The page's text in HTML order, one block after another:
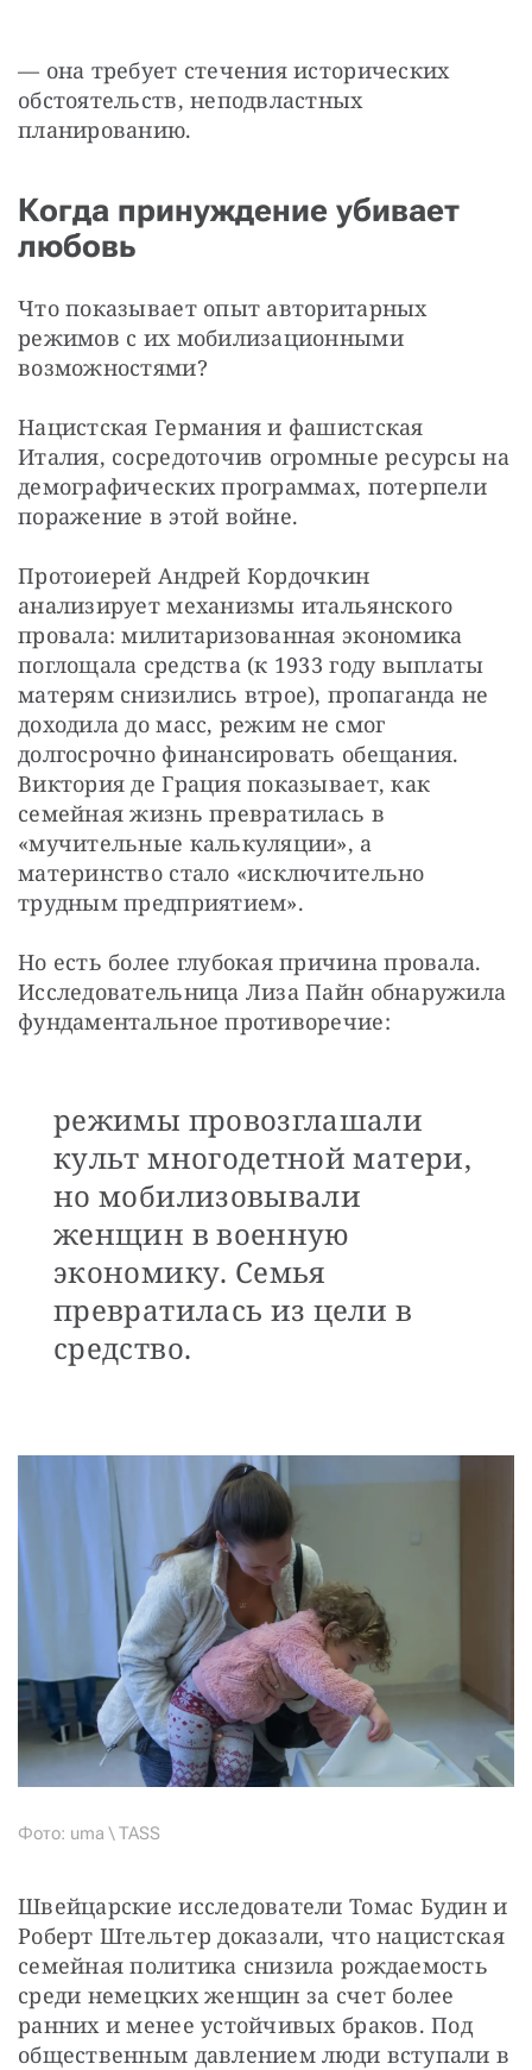
— она требует стечения исторических
обстоятельств, неподвластных
планированию.
Когда принуждение убивает
любовь
Что показывает опыт авторитарных
режимов с их мобилизационными
возможностями?
Нацистская Германия и фашистская
Италия, сосредоточив огромные ресурсы на
демографических программах, потерпели
поражение в этой войне.
Протоиерей Андрей Кордочкин
анализирует механизмы итальянского
провала: милитаризованная экономика
поглощала средства (к 1933 году выплаты
матерям снизились втрое), пропаганда не
доходила до масс, режим не смог
долгосрочно финансировать обещания.
Виктория де Грация показывает, как
семейная жизнь превратилась в
«мучительные калькуляции», а
материнство стало «исключительно
трудным предприятием».
Но есть более глубокая причина провала.
Исследовательница Лиза Пайн обнаружила
фундаментальное противоречие:
режимы провозглашали
культ многодетной матери,
но мобилизовывали
женщин в военную
экономику. Семья
превратилась из цели в
средство.
Фото: uma \ TASS
Швейцарские исследователи Томас Будин и
Роберт Штельтер доказали, что нацистская
семейная политика снизила рождаемость
среди немецких женщин за счет более
ранних и менее устойчивых браков. Под
общественным давлением люди вступали в